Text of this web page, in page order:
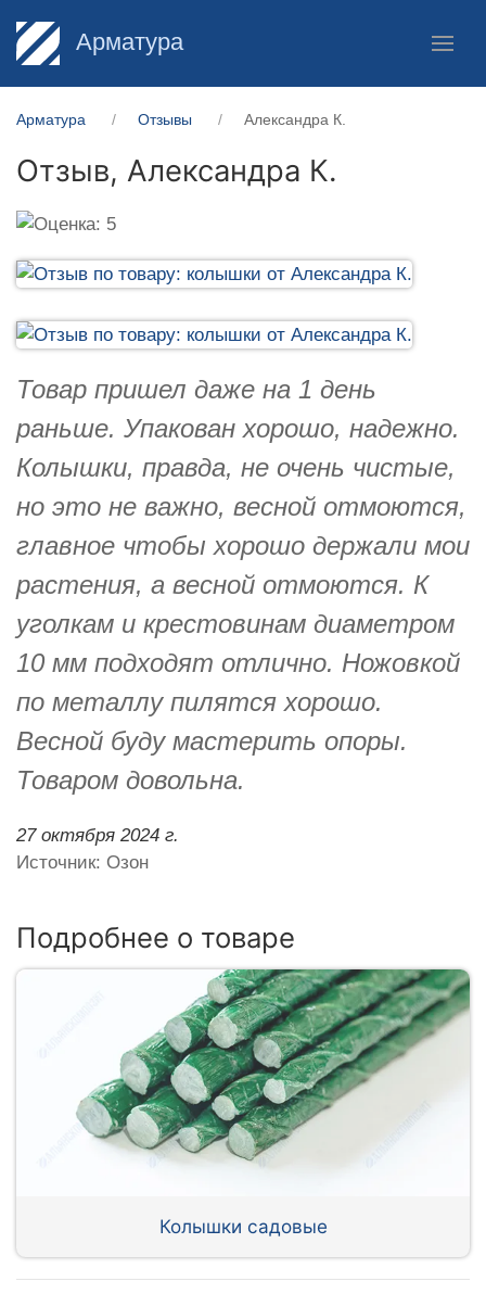
Арматура
Арматура Отзывы Александра К.
Отзыв, Александра К.
Товар пришел даже на 1 день
раньше. Упакован хорошо, надежно.
Колышки, правда, не очень чистые,
но это не важно, весной отмоются,
главное чтобы хорошо держали мои
растения, а весной отмоются. К
уголкам и крестовинам диаметром
10 мм подходят отлично. Ножовкой
по металлу пилятся хорошо.
Весной буду мастерить опоры.
Товаром довольна.
27 октября 2024 г.
Источник: Озон
Подробнее о товаре
Колышки садовые